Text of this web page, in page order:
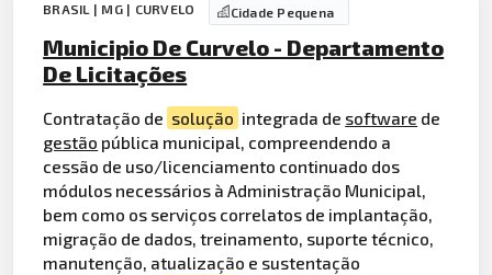
BRASIL | MG | CURVELO Cidade Pequena
Municipio De Curvelo - Departamento
De Licitações
Contratação de solução integrada de software de
gestão pública municipal, compreendendo a
cessão de uso/licenciamento continuado dos
módulos necessários à Administração Municipal,
bem como os serviços correlatos de implantação,
migração de dados, treinamento, suporte técnico,
manutenção, atualização e sustentação